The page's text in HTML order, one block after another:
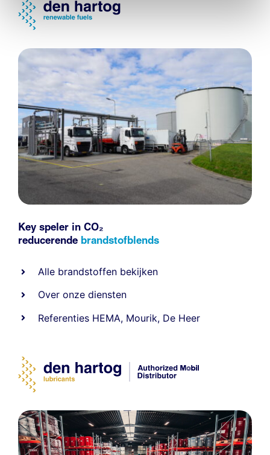
Key speler in CO₂
reducerende brandstofblends
Alle brandstoffen bekijken
Over onze diensten
Referenties HEMA, Mourik, De Heer